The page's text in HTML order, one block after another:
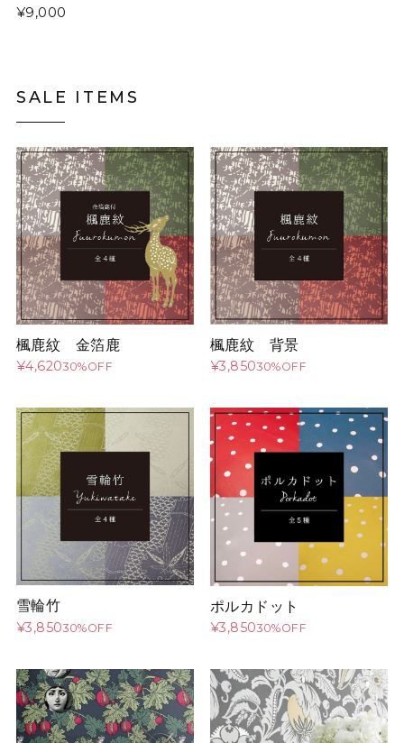
¥9,000
SALE ITEMS
楓鹿紋 金箔鹿
¥4,62030%OFF
楓鹿紋 背景
¥3,85030%OFF
雪輪竹
¥3,85030%OFF
ポルカドット
¥3,85030%OFF